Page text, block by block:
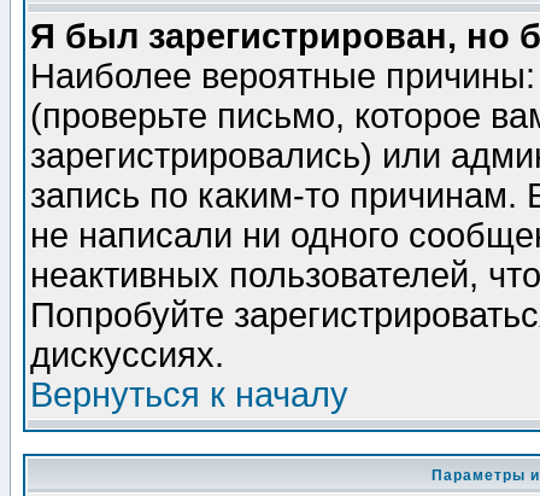
Я был зарегистрирован, но
Наиболее вероятные
(проверьте письмо, которое
зарегистрировались) или
запись по каким-то
не написали ни одного
неактивных пользователей,
Попробуйте
дискуссиях.
Вернуться к началу
Параметры